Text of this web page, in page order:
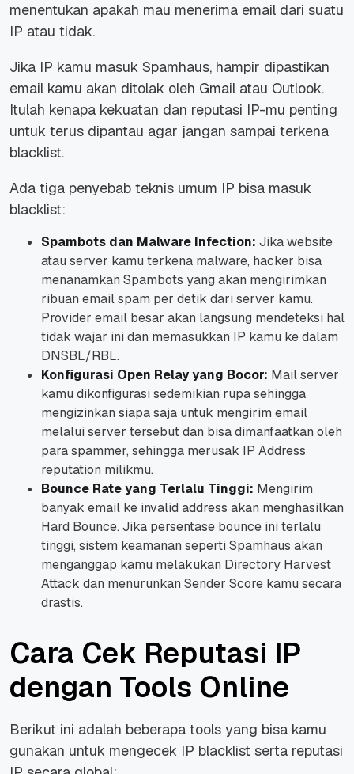
menentukan apakah mau menerima email dari suatu
IP atau tidak.
Jika IP kamu masuk Spamhaus, hampir dipastikan
email kamu akan ditolak oleh Gmail atau Outlook.
Itulah kenapa kekuatan dan reputasi IP-mu penting
untuk terus dipantau agar jangan sampai terkena
blacklist.
Ada tiga penyebab teknis umum IP bisa masuk
blacklist:
Spambots dan Malware Infection: Jika website
atau server kamu terkena malware, hacker bisa
menanamkan Spambots yang akan mengirimkan
ribuan email spam per detik dari server kamu.
Provider email besar akan langsung mendeteksi hal
tidak wajar ini dan memasukkan IP kamu ke dalam
DNSBL/RBL.
Konfigurasi Open Relay yang Bocor: Mail server
kamu dikonfigurasi sedemikian rupa sehingga
mengizinkan siapa saja untuk mengirim email
melalui server tersebut dan bisa dimanfaatkan oleh
para spammer, sehingga merusak IP Address
reputation milikmu.
Bounce Rate yang Terlalu Tinggi: Mengirim
banyak email ke invalid address akan menghasilkan
Hard Bounce. Jika persentase bounce ini terlalu
tinggi, sistem keamanan seperti Spamhaus akan
menganggap kamu melakukan Directory Harvest
Attack dan menurunkan Sender Score kamu secara
drastis.
Cara Cek Reputasi IP
dengan Tools Online
Berikut ini adalah beberapa tools yang bisa kamu
gunakan untuk mengecek IP blacklist serta reputasi